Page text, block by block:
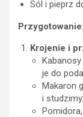
Sól i pieprz
Przygotowanie:
Krojenie i
je do
Makaron
i studzimy.